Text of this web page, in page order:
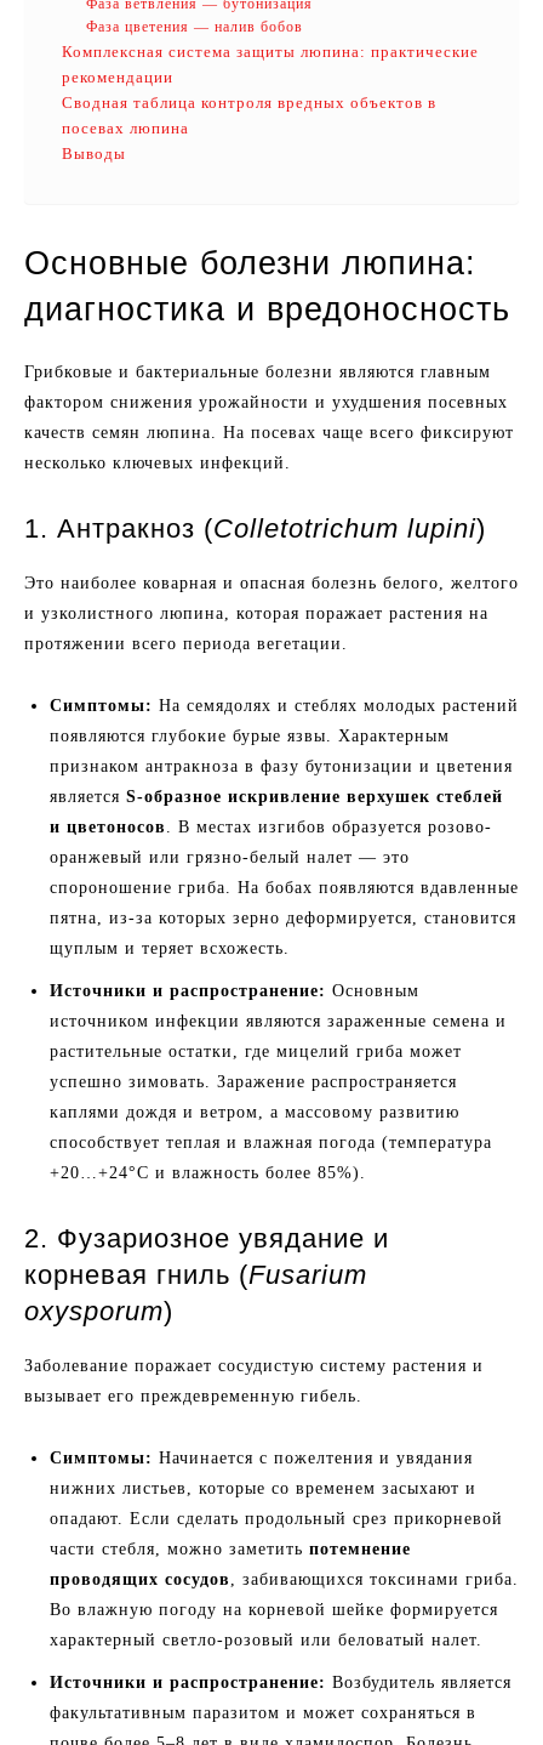
Фаза ветвления — бутонизация
Фаза цветения — налив бобов
Комплексная система защиты люпина: практические
рекомендации
Сводная таблица контроля вредных объектов в
посевах люпина
Выводы
Основные болезни люпина:
диагностика и вредоносность
Грибковые и бактериальные болезни являются главным
фактором снижения урожайности и ухудшения посевных
качеств семян люпина. На посевах чаще всего фиксируют
несколько ключевых инфекций.
1. Антракноз (Colletotrichum lupini)
Это наиболее коварная и опасная болезнь белого, желтого
и узколистного люпина, которая поражает растения на
протяжении всего периода вегетации.
Симптомы: На семядолях и стеблях молодых растений
появляются глубокие бурые язвы. Характерным
признаком антракноза в фазу бутонизации и цветения
является S-образное искривление верхушек стеблей
и цветоносов . В местах изгибов образуется розово-
оранжевый или грязно-белый налет — это
спороношение гриба. На бобах появляются вдавленные
пятна, из-за которых зерно деформируется, становится
щуплым и теряет всхожесть.
Источники и распространение: Основным
источником инфекции являются зараженные семена и
растительные остатки, где мицелий гриба может
успешно зимовать. Заражение распространяется
каплями дождя и ветром, а массовому развитию
способствует теплая и влажная погода (температура
+20…+24°C и влажность более 85%).
2. Фузариозное увядание и
корневая гниль (Fusarium
oxysporum)
Заболевание поражает сосудистую систему растения и
вызывает его преждевременную гибель.
Симптомы: Начинается с пожелтения и увядания
нижних листьев, которые со временем засыхают и
опадают. Если сделать продольный срез прикорневой
части стебля, можно заметить потемнение
проводящих сосудов , забивающихся токсинами гриба.
Во влажную погоду на корневой шейке формируется
характерный светло-розовый или беловатый налет.
Источники и распространение: Возбудитель является
факультативным паразитом и может сохраняться в